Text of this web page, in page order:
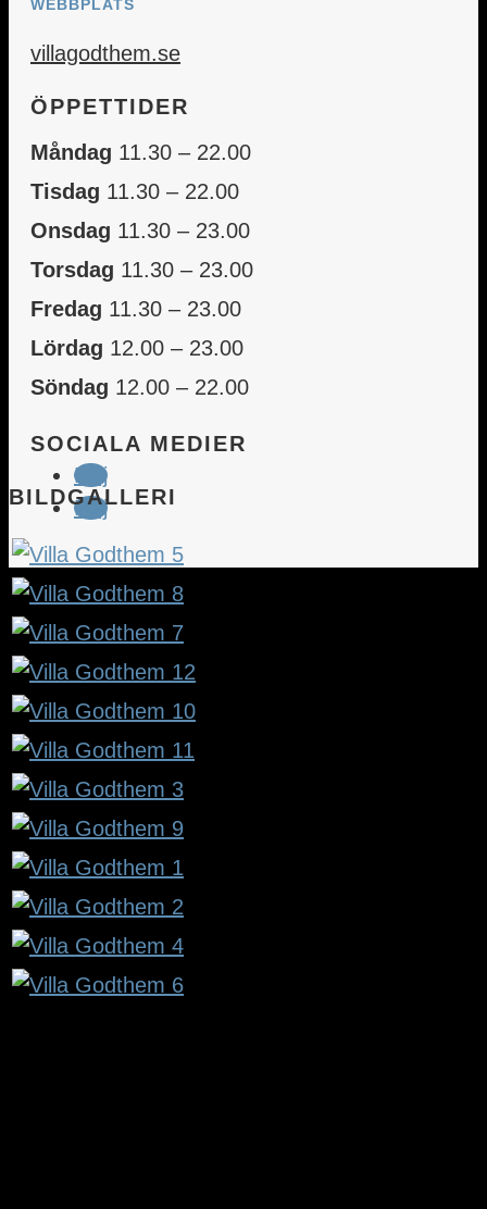
WEBBPLATS
villagodthem.se
ÖPPETTIDER
Måndag 11.30 – 22.00
Tisdag 11.30 – 22.00
Onsdag 11.30 – 23.00
Torsdag 11.30 – 23.00
Fredag 11.30 – 23.00
Lördag 12.00 – 23.00
Söndag 12.00 – 22.00
SOCIALA MEDIER
Följ
Följ
BILDGALLERI